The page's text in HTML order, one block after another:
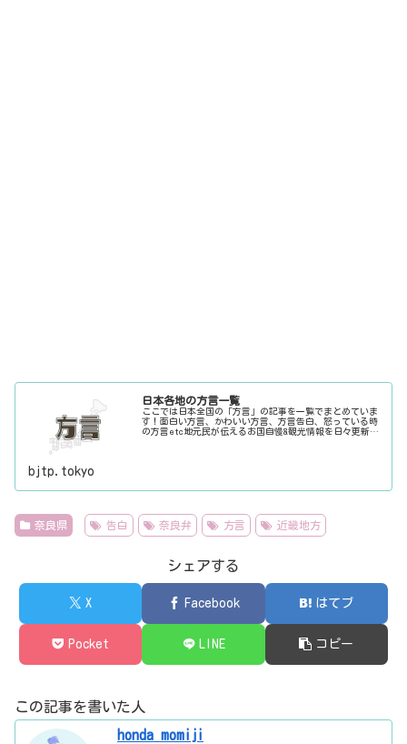
日本各地の方言一覧
ここでは日本全国の「方言」の記事を一覧でまとめていま
す！面白い方言、かわいい方言、方言告白、怒っている時
の方言etc地元民が伝えるお国自慢&観光情報を日々更新
bjtp.tokyo
奈良県 告白 奈良弁 方言 近畿地方
シェアする
X Facebook はてブ
Pocket LINE コピー
この記事を書いた人
honda momiji